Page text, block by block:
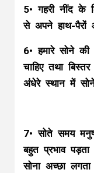
5• गहरी नींद के
से अपने हाथ-पैरों
6• हमारे सोने की
चाहिए तथा
अंधेरे स्थान में
7• सोते समय
बहुत प्रभाव
सोना अच्छा